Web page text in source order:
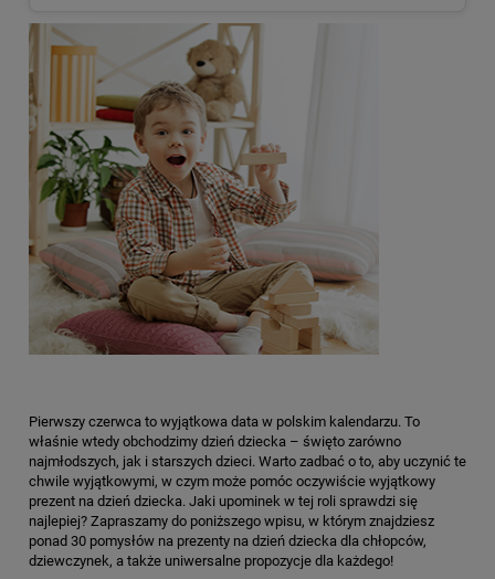
Pierwszy czerwca to wyjątkowa data w polskim kalendarzu. To
właśnie wtedy obchodzimy dzień dziecka – święto zarówno
najmłodszych, jak i starszych dzieci. Warto zadbać o to, aby uczynić te
chwile wyjątkowymi, w czym może pomóc oczywiście wyjątkowy
prezent na dzień dziecka. Jaki upominek w tej roli sprawdzi się
najlepiej? Zapraszamy do poniższego wpisu, w którym znajdziesz
ponad 30 pomysłów na prezenty na dzień dziecka dla chłopców,
dziewczynek, a także uniwersalne propozycje dla każdego!